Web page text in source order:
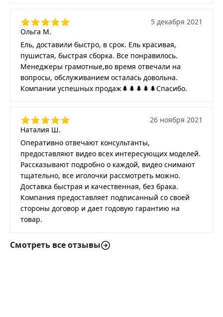
Ольга М.
5 декабря 2021
Ель, доставили быстро, в срок. Ель красивая,
пушистая, быстрая сборка. Все понравилось.
Менеджеры грамотные,во время отвечали на
вопросы, обслуживанием осталась довольна.
Компании успешных продаж🌲🌲🌲🌲🌲Спасибо.
Наталия Ш.
26 ноября 2021
Оперативно отвечают консультанты,
предоставляют видео всех интересующих моделей.
Рассказывают подробно о каждой, видео снимают
тщательно, все иголочки рассмотреть можно.
Доставка быстрая и качественная, без брака.
Компания предоставляет подписанный со своей
стороны договор и дает годовую гарантию на
товар.
Смотреть все отзывы